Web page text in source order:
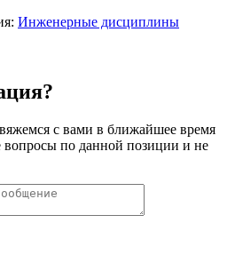
Инженерные дисциплины
с вами в ближайшее время
вопросы по данной позиции и не